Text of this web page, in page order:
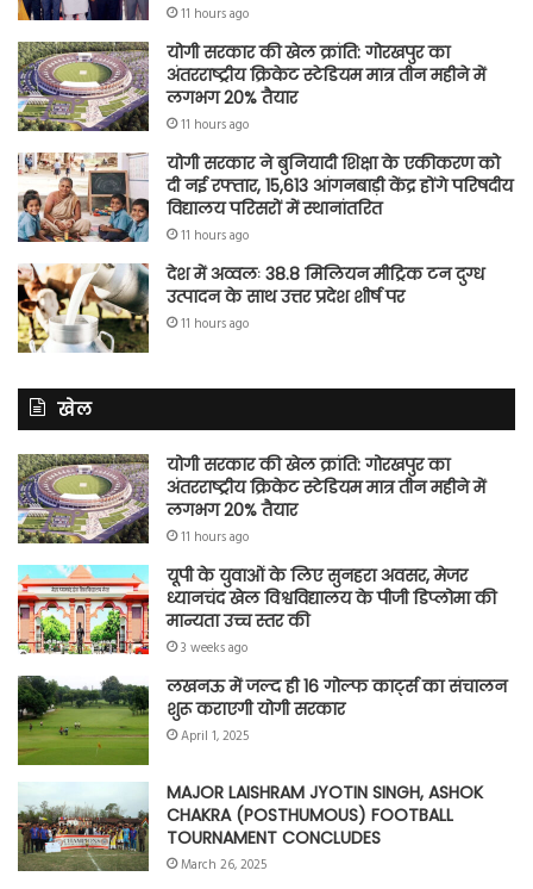
11 hours ago
योगी सरकार की खेल क्रांति: गोरखपुर का
अंतरराष्ट्रीय क्रिकेट स्टेडियम मात्र तीन महीने में
लगभग 20% तैयार
11 hours ago
योगी सरकार ने बुनियादी शिक्षा के एकीकरण को
दी नई रफ्तार, 15,613 आंगनबाड़ी केंद्र होंगे परिषदीय
विद्यालय परिसरों में स्थानांतरित
11 hours ago
देश में अव्वलः 38.8 मिलियन मीट्रिक टन दुग्ध
उत्पादन के साथ उत्तर प्रदेश शीर्ष पर
11 hours ago
खेल
योगी सरकार की खेल क्रांति: गोरखपुर का
अंतरराष्ट्रीय क्रिकेट स्टेडियम मात्र तीन महीने में
लगभग 20% तैयार
11 hours ago
यूपी के युवाओं के लिए सुनहरा अवसर, मेजर
ध्यानचंद खेल विश्वविद्यालय के पीजी डिप्लोमा की
मान्यता उच्च स्तर की
3 weeks ago
लखनऊ में जल्द ही 16 गोल्फ कार्ट्स का संचालन
शुरू कराएगी योगी सरकार
April 1, 2025
MAJOR LAISHRAM JYOTIN SINGH, ASHOK
CHAKRA (POSTHUMOUS) FOOTBALL
TOURNAMENT CONCLUDES
March 26, 2025